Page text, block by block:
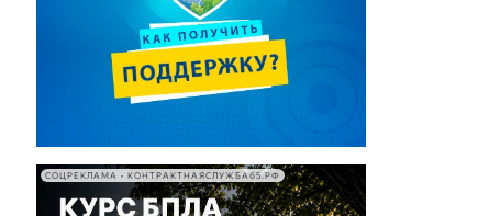
СОЦРЕКЛАМА • КОНТРАКТНАЯСЛУЖБА65.РФ